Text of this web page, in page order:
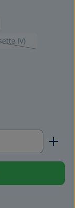
ist zurzeit nicht
IV)
Option ist zurzeit
Wert ein